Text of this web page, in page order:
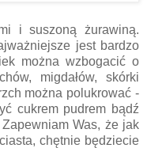
i suszoną żurawiną.
jest bardzo
można wzbogacić o
migdałów, skórki
można polukrować -
cukrem pudrem bądź
Was, że jak
chętnie będziecie